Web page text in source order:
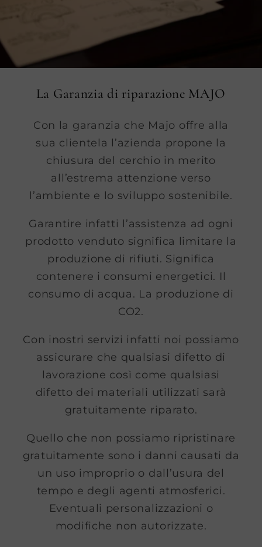
La Garanzia di riparazione MAJO
Con la garanzia che Majo offre alla
sua clientela l’azienda propone la
chiusura del cerchio in merito
all’estrema attenzione verso
l’ambiente e lo sviluppo sostenibile.
Garantire infatti l’assistenza ad ogni
prodotto venduto significa limitare la
produzione di rifiuti. Significa
contenere i consumi energetici. Il
consumo di acqua. La produzione di
CO2.
Con inostri servizi infatti noi possiamo
assicurare che qualsiasi difetto di
lavorazione così come qualsiasi
difetto dei materiali utilizzati sarà
gratuitamente riparato.
Quello che non possiamo ripristinare
gratuitamente sono i danni causati da
un uso improprio o dall’usura del
tempo e degli agenti atmosferici.
Eventuali personalizzazioni o
modifiche non autorizzate.